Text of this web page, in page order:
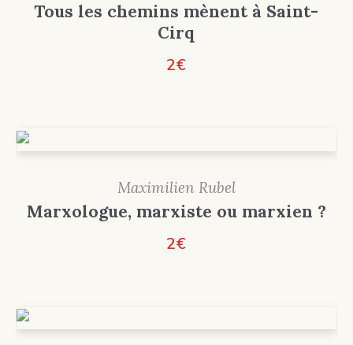
Tous les chemins mènent à Saint-
Cirq
2€
Maximilien Rubel
Marxologue, marxiste ou marxien ?
2€